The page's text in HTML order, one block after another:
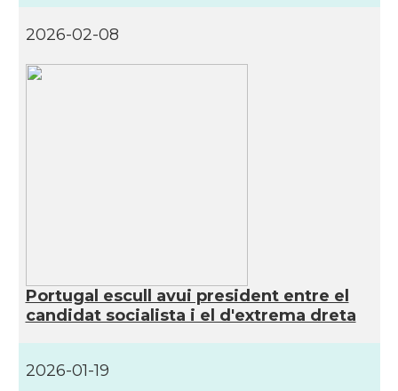
2026-02-08
Portugal escull avui president entre el
candidat socialista i el d'extrema dreta
2026-01-19